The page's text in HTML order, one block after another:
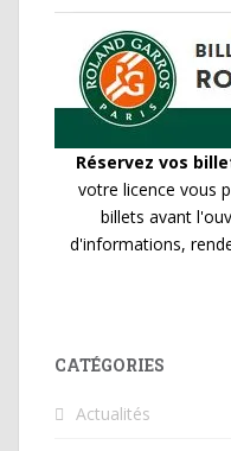
Réservez vos
votre licence vous
billets avant
d'informations,
CATÉGORIES
Actualités